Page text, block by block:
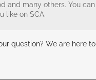
and many others. You can
like on SCA.
question? We are here